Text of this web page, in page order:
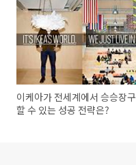
이케아가 전세계에서 승승장구
할 수 있는 성공 전략은?